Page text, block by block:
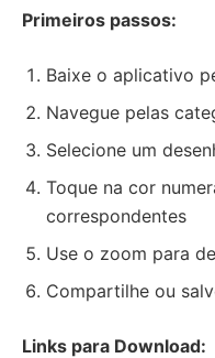
Primeiros passos:
Baixe o aplicativo
Navegue pelas
Selecione um
Toque na cor
correspondentes
Use o zoom para
Compartilhe ou
Links para Download: